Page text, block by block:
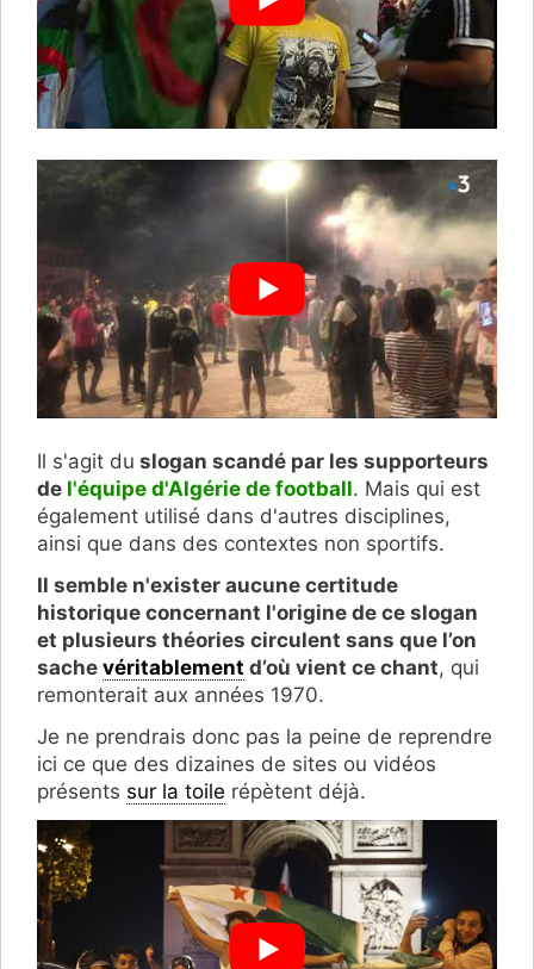
Il s'agit du slogan scandé par les supporteurs
de l'équipe d'Algérie de football. Mais qui est
également utilisé dans d'autres disciplines,
ainsi que dans des contextes non sportifs.
Il semble n'exister aucune certitude
historique concernant l'origine de ce slogan
et plusieurs théories circulent sans que l’on
sache véritablement d’où vient ce chant, qui
remonterait aux années 1970.
Je ne prendrais donc pas la peine de reprendre
ici ce que des dizaines de sites ou vidéos
présents sur la toile répètent déjà.